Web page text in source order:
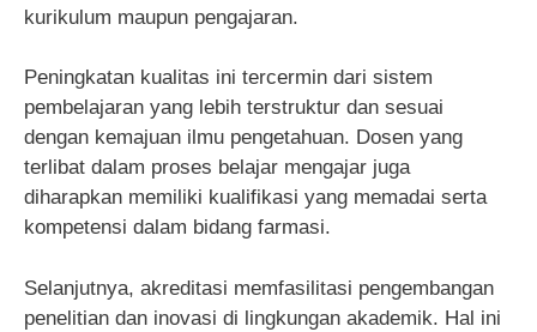
kurikulum maupun pengajaran.
Peningkatan kualitas ini tercermin dari sistem
pembelajaran yang lebih terstruktur dan sesuai
dengan kemajuan ilmu pengetahuan. Dosen yang
terlibat dalam proses belajar mengajar juga
diharapkan memiliki kualifikasi yang memadai serta
kompetensi dalam bidang farmasi.
Selanjutnya, akreditasi memfasilitasi pengembangan
penelitian dan inovasi di lingkungan akademik. Hal ini